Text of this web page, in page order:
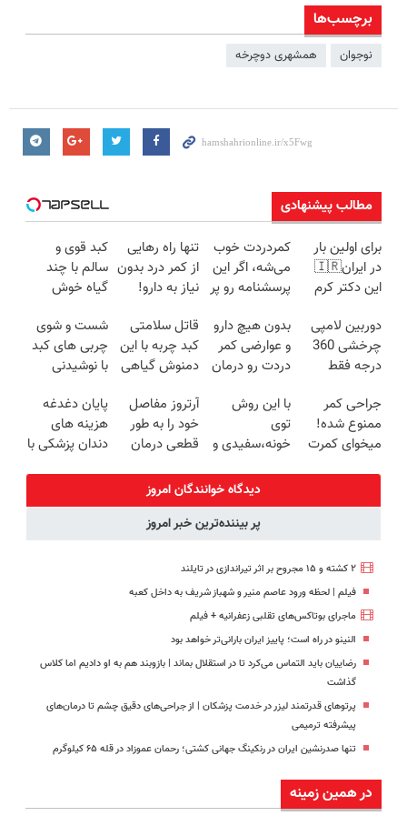
برچسب‌ها
نوجوان همشهری دوچرخه
مطالب پیشنهادی
برای اولین بار
در ایران🇮🇷
این دکتر کرم
روزه ساخت!
کمردردت خوب
می‌شه، اگر این
پرسشنامه رو پر
تنها راه رهایی
از کمر درد بدون
نیاز به دارو!
کبد قوی و
سالم با چند
گیاه خوش
دوربین لامپی
چرخشی 360
درجه فقط
🔥 پرداخت
درب منزل
بدون هیچ دارو
و عوارضی کمر
دردت رو درمان
(پرسش‌نامه)
قاتل سلامتی
کبد چربه با این
دمنوش گیاهی
شست و شوی
چربی های کبد
با نوشیدنی
جراحی کمر
ممنوع شده!
میخوای کمرت
((پرسش‌نامه))
با این روش
توی
خونه،سفیدی و
برگردون
(40%off)
آرتروز مفاصل
خود را به طور
قطعی درمان
◗پرسش‌نامه◖
پایان دغدغه
هزینه های
دندان پزشکی با
دیدگاه خوانندگان امروز
پر بیننده‌ترین خبر امروز
۲ کشته و ۱۵ مجروح بر اثر تیراندازی در تایلند
فیلم | لحظه ورود عاصم منیر و شهباز شریف به داخل کعبه
ماجرای بوتاکس‌های تقلبی زعفرانیه + فیلم
النینو در راه است؛ پاییز ایران بارانی‌تر خواهد بود
رضاییان باید التماس می‌کرد تا در استقلال بماند | بازوبند هم به او دادیم اما کلاس
گذاشت
پرتوهای قدرتمند لیزر در خدمت پزشکان | از جراحی‌های دقیق چشم تا درمان‌های
پیشرفته ترمیمی
تنها صدرنشین ایران در رنکینگ جهانی کشتی؛ رحمان عموزاد در قله ۶۵ کیلوگرم
در همین زمینه